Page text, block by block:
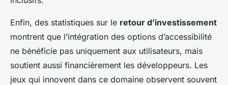
Enfin, des statistiques sur le retour d’investissement
montrent que l’intégration des options d’accessibilité
ne bénéficie pas uniquement aux utilisateurs, mais
soutient aussi financièrement les développeurs. Les
jeux qui innovent dans ce domaine observent souvent